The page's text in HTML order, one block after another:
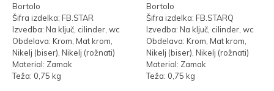
Bortolo
Šifra izdelka: FB.STAR
Izvedba: Na ključ, cilinder, wc
Obdelava: Krom, Mat krom,
Nikelj (biser), Nikelj (rožnati)
Material: Zamak
Teža: 0,75 kg
Bortolo
Šifra izdelka: FB.STARQ
Izvedba: Na ključ, cilinder, wc
Obdelava: Krom, Mat krom,
Nikelj (biser), Nikelj (rožnati)
Material: Zamak
Teža: 0,75 kg